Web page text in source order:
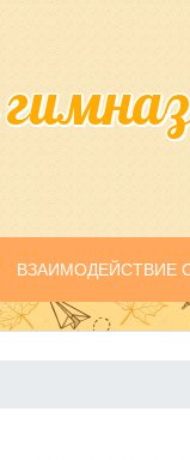
ВЗАИМОДЕЙСТВИЕ